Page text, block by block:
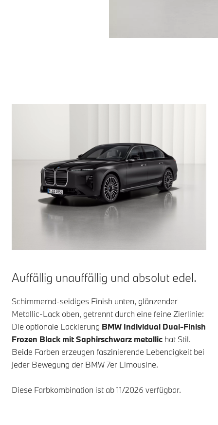
Auffällig unauffällig und absolut edel.
Schimmernd-seidiges Finish unten, glänzender
Metallic-Lack oben, getrennt durch eine feine Zierlinie:
Die optionale Lackierung BMW Individual Dual-Finish
Frozen Black mit Saphirschwarz metallic hat Stil.
Beide Farben erzeugen faszinierende Lebendigkeit bei
jeder Bewegung der BMW 7er Limousine.
Diese Farbkombination ist ab 11/2026 verfügbar.